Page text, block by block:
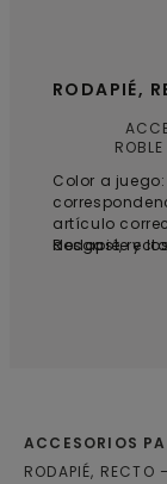
RODAPIÉ,
Color a
artículo
desgaste y
Rodapié,
ACCESORIOS
RODAPIÉ, RECTO